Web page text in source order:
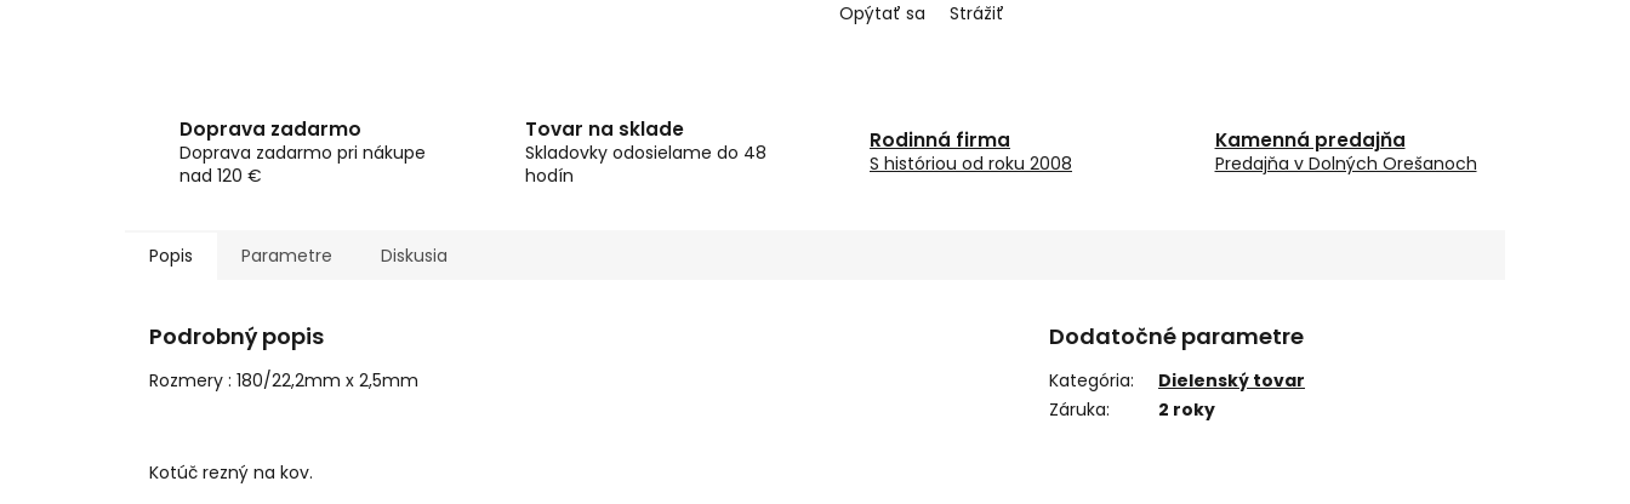
Opýtať sa Strážiť
Doprava zadarmo
Doprava zadarmo pri nákupe
nad 120 €
Tovar na sklade
Skladovky odosielame do 48
hodín
Rodinná firma
S históriou od roku 2008
Kamenná predajňa
Predajňa v Dolných Orešanoch
Popis Parametre Diskusia
Podrobný popis
Rozmery : 180/22,2mm x 2,5mm
Kotúč rezný na kov.
Dodatočné parametre
Kategória:
Dielenský tovar
Záruka: 2 roky